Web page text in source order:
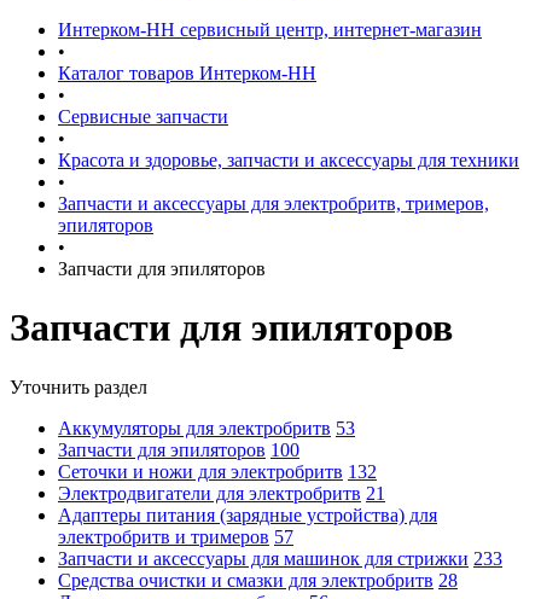
Интерком-НН сервисный центр, интернет-магазин
•
Каталог товаров Интерком-НН
•
Сервисные запчасти
•
Красота и здоровье, запчасти и аксессуары для техники
•
Запчасти и аксессуары для электробритв, тримеров,
эпиляторов
•
Запчасти для эпиляторов
Запчасти для эпиляторов
Уточнить раздел
Аккумуляторы для электробритв 53
Запчасти для эпиляторов 100
Сеточки и ножи для электробритв 132
Электродвигатели для электробритв 21
Адаптеры питания (зарядные устройства) для
электробритв и тримеров 57
Запчасти и аксессуары для машинок для стрижки 233
Средства очистки и смазки для электробритв 28